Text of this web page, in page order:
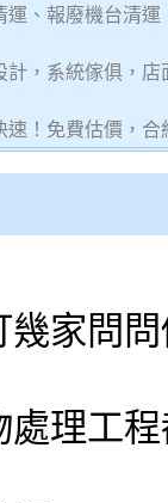
運、報廢機台清
，系統傢俱，
！免費估價，
幾家問
處理工